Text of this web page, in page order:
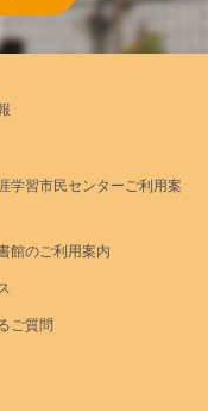
学習市民センターご利用案
館のご利用案内
ご質問